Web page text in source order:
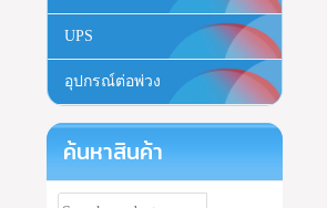
UPS
อุปกรณ์ต่อพ่วง
ค้นหาสินค้า